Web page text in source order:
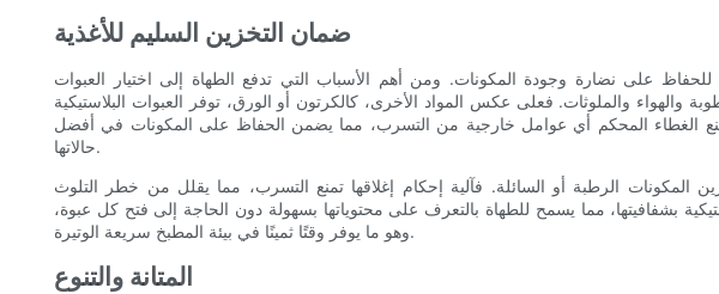
ضمان التخزين السليم للأغذية
للحفاظ على نضارة وجودة المكونات. ومن أهم الأسباب التي تدفع الطهاة إلى اختيار العبوات
والهواء والملوثات. فعلى عكس المواد الأخرى، كالكرتون أو الورق، توفر العبوات البلاستيكية
الغطاء المحكم أي عوامل خارجية من التسرب، مما يضمن الحفاظ على المكونات في أفضل
حالاتها.
المكونات الرطبة أو السائلة. فآلية إحكام إغلاقها تمنع التسرب، مما يقلل من خطر التلوث
بشفافيتها، مما يسمح للطهاة بالتعرف على محتوياتها بسهولة دون الحاجة إلى فتح كل عبوة،
وهو ما يوفر وقتًا ثمينًا في بيئة المطبخ سريعة الوتيرة.
المتانة والتنوع